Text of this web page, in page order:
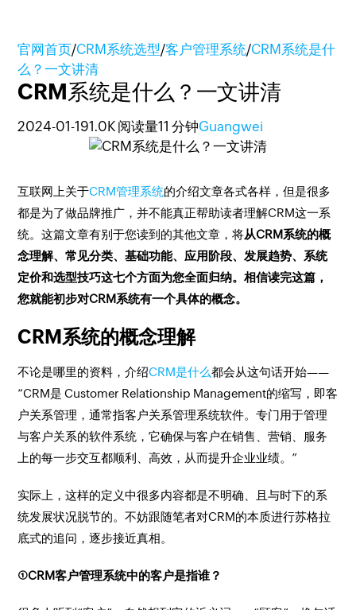
官网首页/CRM系统选型/客户管理系统/CRM系统是什
么？一文讲清
CRM系统是什么？一文讲清
2024-01-191.0K 阅读量11 分钟Guangwei
互联网上关于CRM管理系统的介绍文章各式各样，但是很多
都是为了做品牌推广，并不能真正帮助读者理解CRM这一系
统。这篇文章有别于您读到的其他文章，将从CRM系统的概
念理解、常见分类、基础功能、应用阶段、发展趋势、系统
定价和选型技巧这七个方面为您全面归纳。相信读完这篇，
您就能初步对CRM系统有一个具体的概念。
CRM系统的概念理解
不论是哪里的资料，介绍CRM是什么都会从这句话开始——
“CRM是 Customer Relationship Management的缩写，即客
户关系管理，通常指客户关系管理系统软件。专门用于管理
与客户关系的软件系统，它确保与客户在销售、营销、服务
上的每一步交互都顺利、高效，从而提升企业业绩。”
实际上，这样的定义中很多内容都是不明确、且与时下的系
统发展状况脱节的。不妨跟随笔者对CRM的本质进行苏格拉
底式的追问，逐步接近真相。
①CRM客户管理系统中的客户是指谁？